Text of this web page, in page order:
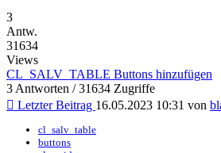
3
Antw.
31634
Views
CL_SALV_TABLE Buttons hinzufügen
3 Antworten / 31634 Zugriffe
Letzter Beitrag 16.05.2023 10:31 von
cl_salv_table
buttons